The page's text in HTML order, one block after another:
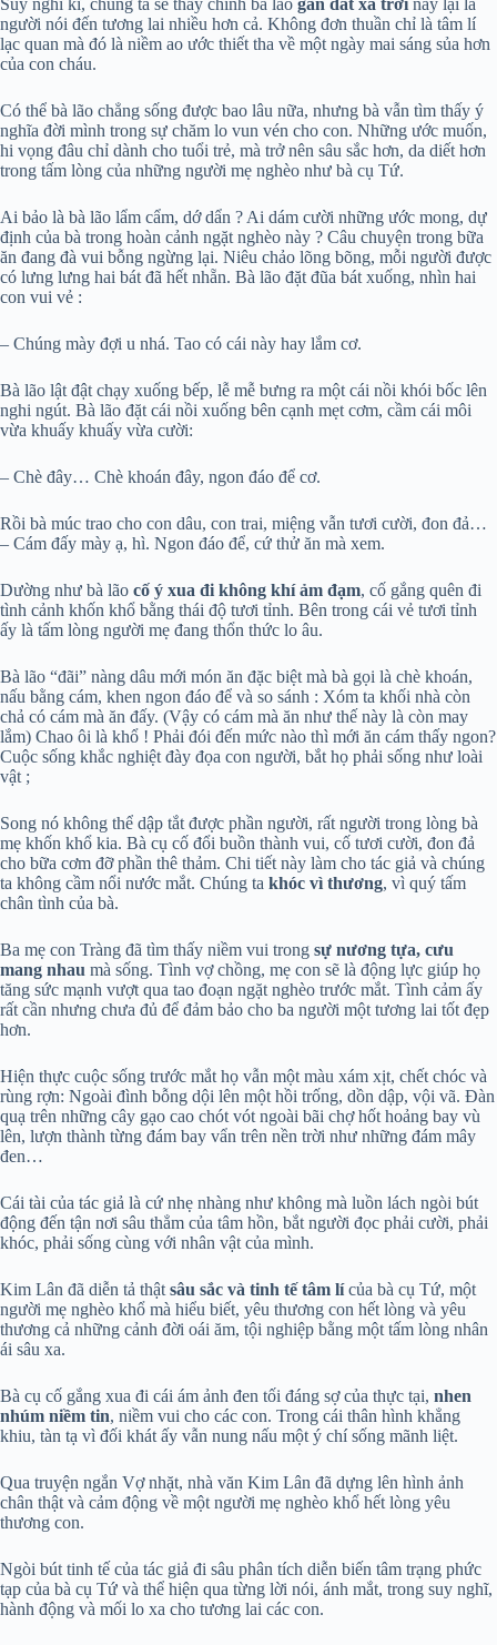
Suy nghĩ kĩ, chúng ta sẽ thấy chính bà lão gần đất xa trời này lại là
người nói đến tương lai nhiều hơn cả. Không đơn thuần chỉ là tâm lí
lạc quan mà đó là niềm ao ước thiết tha về một ngày mai sáng sủa hơn
của con cháu.
Có thể bà lão chẳng sống được bao lâu nữa, nhưng bà vẫn tìm thấy ý
nghĩa đời mình trong sự chăm lo vun vén cho con. Những ước muốn,
hi vọng đâu chỉ dành cho tuổi trẻ, mà trở nên sâu sắc hơn, da diết hơn
trong tấm lòng của những người mẹ nghèo như bà cụ Tứ.
Ai bảo là bà lão lẩm cẩm, dớ dẩn ? Ai dám cười những ước mong, dự
định của bà trong hoàn cảnh ngặt nghèo này ? Câu chuyện trong bữa
ăn đang đà vui bỗng ngừng lại. Niêu chảo lõng bõng, mỗi người được
có lưng lưng hai bát đã hết nhẵn. Bà lão đặt đũa bát xuống, nhìn hai
con vui vẻ :
– Chúng mày đợi u nhá. Tao có cái này hay lắm cơ.
Bà lão lật đật chạy xuống bếp, lễ mễ bưng ra một cái nồi khói bốc lên
nghi ngút. Bà lão đặt cái nồi xuống bên cạnh mẹt cơm, cầm cái môi
vừa khuấy khuấy vừa cười:
– Chè đây… Chè khoán đây, ngon đáo để cơ.
Rồi bà múc trao cho con dâu, con trai, miệng vẫn tươi cười, đon đả…
– Cám đấy mày ạ, hì. Ngon đáo để, cứ thử ăn mà xem.
Dường như bà lão cố ý xua đi không khí ảm đạm, cố gắng quên đi
tình cảnh khốn khổ bằng thái độ tươi tỉnh. Bên trong cái vẻ tươi tỉnh
ấy là tấm lòng người mẹ đang thổn thức lo âu.
Bà lão “đãi” nàng dâu mới món ăn đặc biệt mà bà gọi là chè khoán,
nấu bằng cám, khen ngon đáo để và so sánh : Xóm ta khối nhà còn
chả có cám mà ăn đấy. (Vậy có cám mà ăn như thế này là còn may
lắm) Chao ôi là khổ ! Phải đói đến mức nào thì mới ăn cám thấy ngon?
Cuộc sống khắc nghiệt đày đọa con người, bắt họ phải sống như loài
vật ;
Song nó không thể dập tắt được phần người, rất người trong lòng bà
mẹ khốn khổ kia. Bà cụ cố đổi buồn thành vui, cố tươi cười, đon đả
cho bữa cơm đỡ phần thê thảm. Chi tiết này làm cho tác giả và chúng
ta không cầm nổi nước mắt. Chúng ta khóc vì thương, vì quý tấm
chân tình của bà.
Ba mẹ con Tràng đã tìm thấy niềm vui trong sự nương tựa, cưu
mang nhau mà sống. Tình vợ chồng, mẹ con sẽ là động lực giúp họ
tăng sức mạnh vượt qua tao đoạn ngặt nghèo trước mắt. Tình cảm ấy
rất cần nhưng chưa đủ để đảm bảo cho ba người một tương lai tốt đẹp
hơn.
Hiện thực cuộc sống trước mắt họ vẫn một màu xám xịt, chết chóc và
rùng rợn: Ngoài đình bỗng dội lên một hồi trống, dồn dập, vội vã. Đàn
quạ trên những cây gạo cao chót vót ngoài bãi chợ hốt hoảng bay vù
lên, lượn thành từng đám bay vẩn trên nền trời như những đám mây
đen…
Cái tài của tác giả là cứ nhẹ nhàng như không mà luồn lách ngòi bút
động đến tận nơi sâu thẳm của tâm hồn, bắt người đọc phải cười, phải
khóc, phải sống cùng với nhân vật của mình.
Kim Lân đã diễn tả thật sâu sắc và tinh tế tâm lícủa bà cụ Tứ, một
người mẹ nghèo khổ mà hiểu biết, yêu thương con hết lòng và yêu
thương cả những cảnh đời oái ăm, tội nghiệp bằng một tấm lòng nhân
ái sâu xa.
Bà cụ cố gắng xua đi cái ám ảnh đen tối đáng sợ của thực tại, nhen
nhúm niềm tin, niềm vui cho các con. Trong cái thân hình khẳng
khiu, tàn tạ vì đối khát ấy vẫn nung nấu một ý chí sống mãnh liệt.
Qua truyện ngắn Vợ nhặt, nhà văn Kim Lân đã dựng lên hình ảnh
chân thật và cảm động về một người mẹ nghèo khổ hết lòng yêu
thương con.
Ngòi bút tinh tế của tác giả đi sâu phân tích diễn biến tâm trạng phức
tạp của bà cụ Tứ và thể hiện qua từng lời nói, ánh mắt, trong suy nghĩ,
hành động và mối lo xa cho tương lai các con.